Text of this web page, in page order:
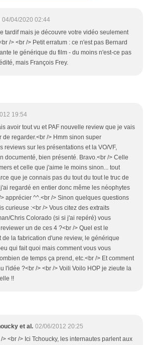
04/04/2020 02:44
tardif mais je découvre votre vidéo seulement
/> <br /> Petit erratum : ce n'est pas Bernard
le générique du film - du moins n'est-ce pas
mais François Frey.
19:54
avoir tout vu et PAF nouvelle review que je vais
de regarder.<br /> Hmm sinon super
reviews sur les présentations et la VO/VF,
documenté, bien présenté. Bravo.<br /> Celle
et celle que j'aime le moins sinon... tout
que je connais pas du tout du tout le truc de
regardé en entier donc même les néophytes
apprécier ^^.<br /> Sinon quelques questions
curieuse :<br /> Vous citez des extraits
Chris Colorado (si si j'ai repéré) vous
un de ces 4 ?<br /> Quel est le
de la fabrication d'une review, le générique
qui fait quoi mais comment vous vous
de temps ça prend, etc.<br /> Et comment
l'idée ?<br /> <br /> Voili Voilo HOP je zieute la
!!
et al. 02/06/2012 20:25
> <br /> Ici Tchoucky, les internautes parlent aux